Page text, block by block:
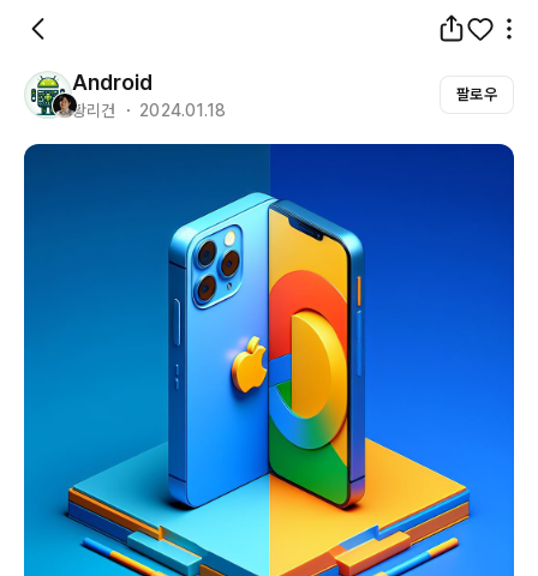
Android
황리건 ・ 2024.01.18
팔로우